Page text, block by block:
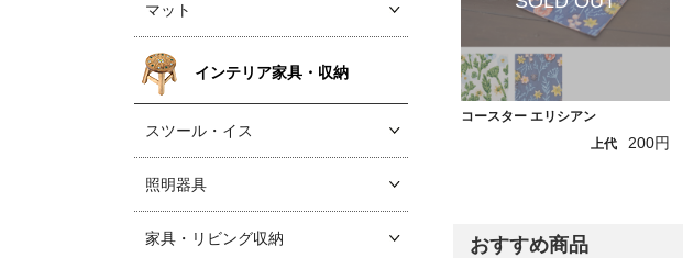
コースター エリシアン
上代
200円
おすすめ商品
マット
インテリア家具・収納
スツール・イス
照明器具
家具・リビング収納